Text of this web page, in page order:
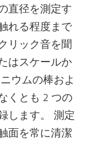
直径を測定す
れる程度まで
リック音を聞
はスケールか
ウムの棒およ
くとも 2 つの
します。 測定
面を常に清潔